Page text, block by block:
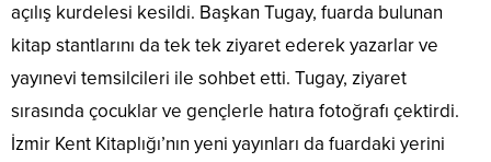
açılış kurdelesi kesildi. Başkan Tugay, fuarda bulunan
kitap stantlarını da tek tek ziyaret ederek yazarlar ve
yayınevi temsilcileri ile sohbet etti. Tugay, ziyaret
sırasında çocuklar ve gençlerle hatıra fotoğrafı çektirdi.
İzmir Kent Kitaplığı’nın yeni yayınları da fuardaki yerini